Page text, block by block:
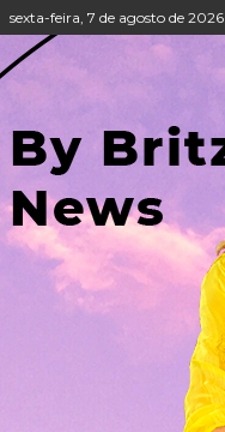
sexta-feira, 7 de agosto de 2026